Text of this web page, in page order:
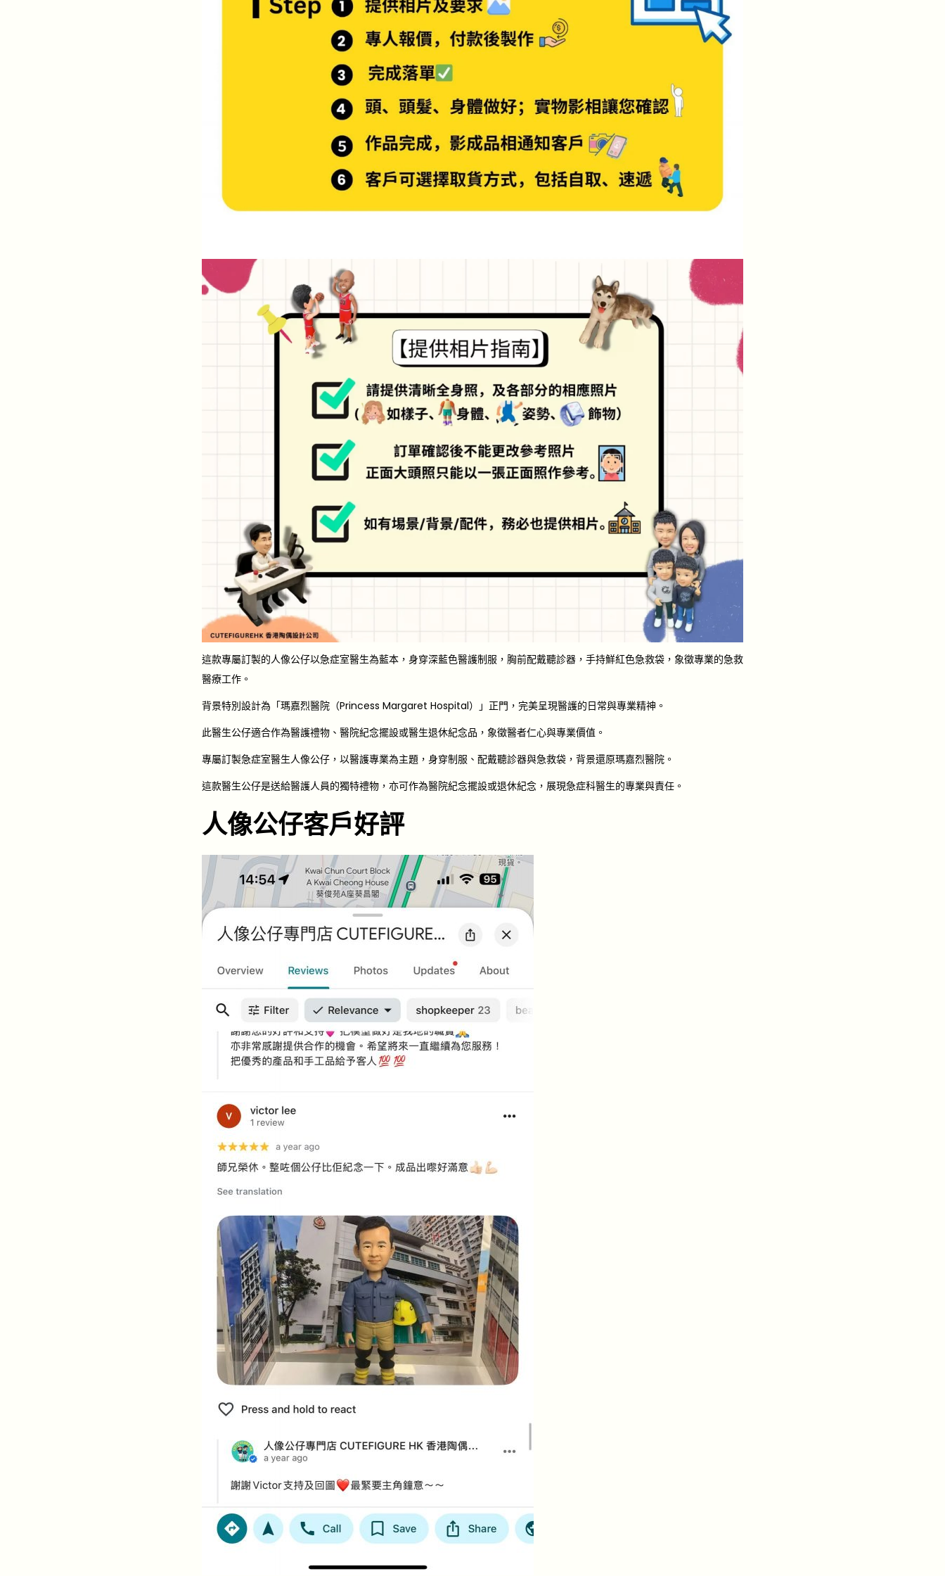
這款專屬訂製的人像公仔以急症室醫生為藍本，身穿深藍色醫護制服，胸前配戴聽診器，手持鮮紅色急救袋，象徵專業的急救
醫療工作。
背景特別設計為「瑪嘉烈醫院（Princess Margaret Hospital）」正門，完美呈現醫護的日常與專業精神。
此醫生公仔適合作為醫護禮物、醫院紀念擺設或醫生退休紀念品，象徵醫者仁心與專業價值。
專屬訂製急症室醫生人像公仔，以醫護專業為主題，身穿制服、配戴聽診器與急救袋，背景還原瑪嘉烈醫院。
這款醫生公仔是送給醫護人員的獨特禮物，亦可作為醫院紀念擺設或退休紀念，展現急症科醫生的專業與責任。
人像公仔客戶好評